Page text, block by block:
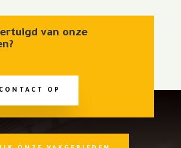
van onze
OP